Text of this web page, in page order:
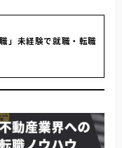
」未経験で就職・転職